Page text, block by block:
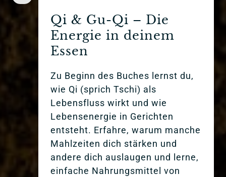
Qi & Gu-Qi – Die
Energie in deinem
Essen
Zu Beginn des Buches lernst du,
wie Qi (sprich Tschi) als
Lebensfluss wirkt und wie
Lebensenergie in Gerichten
entsteht. Erfahre, warum manche
Mahlzeiten dich stärken und
andere dich auslaugen und lerne,
einfache Nahrungsmittel von